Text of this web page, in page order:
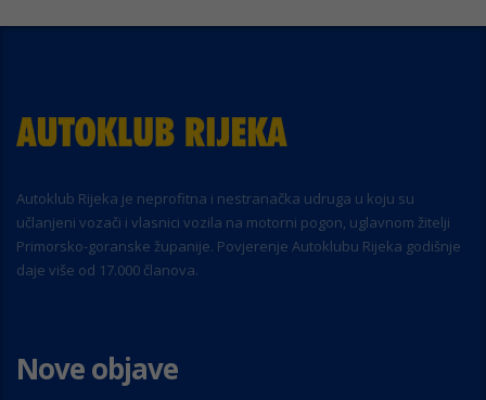
Autoklub Rijeka je neprofitna i nestranačka udruga u koju su
učlanjeni vozači i vlasnici vozila na motorni pogon, uglavnom žitelji
Primorsko-goranske županije. Povjerenje Autoklubu Rijeka godišnje
daje više od 17.000 članova.
Nove objave